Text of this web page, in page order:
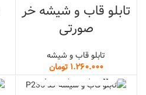
تابلو قاب و شیشه خر
صورتی
تابلو قاب و شیشه
تومان